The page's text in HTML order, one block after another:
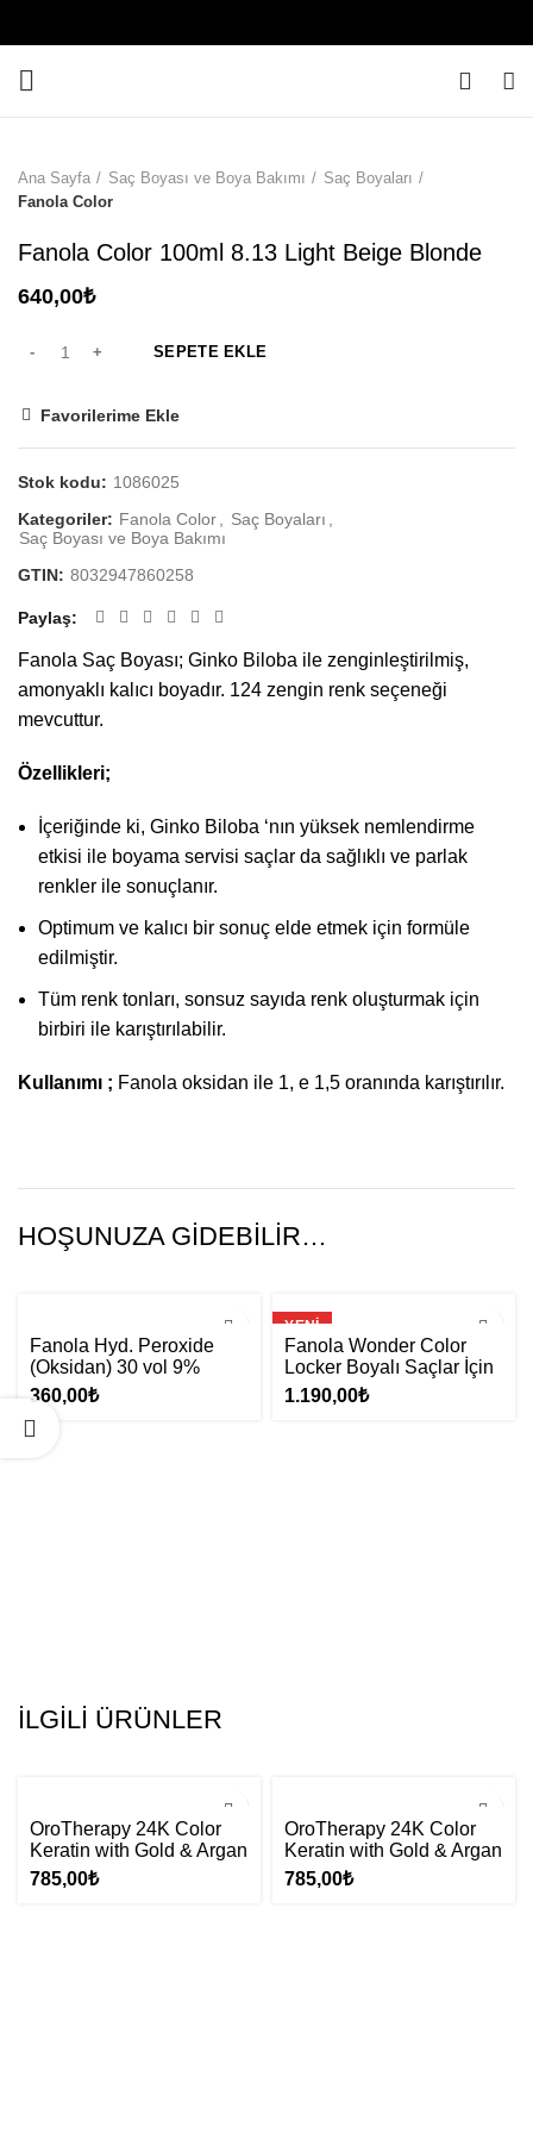
Ana Sayfa Saç Boyası ve Boya Bakımı
Saç Boyaları
Fanola Color
Fanola Color 100ml 8.13 Light Beige Blonde
640,00₺
SEPETE EKLE
Favorilerime Ekle
Stok kodu: 1086025
Kategoriler: Fanola Color Saç Boyaları
Saç Boyası ve Boya Bakımı
GTIN: 8032947860258
Paylaş
Fanola Saç Boyası; Ginko Biloba ile zenginleştirilmiş,
amonyaklı kalıcı boyadır. 124 zengin renk seçeneği
mevcuttur.
Özellikleri;
İçeriğinde ki, Ginko Biloba ‘nın yüksek nemlendirme
etkisi ile boyama servisi saçlar da sağlıklı ve parlak
renkler ile sonuçlanır.
Optimum ve kalıcı bir sonuç elde etmek için formüle
edilmiştir.
Tüm renk tonları, sonsuz sayıda renk oluşturmak için
birbiri ile karıştırılabilir.
Kullanımı ; Fanola oksidan ile 1, e 1,5 oranında karıştırılır.
HOŞUNUZA GIDEBILIR…
Fanola Hyd. Peroxide
(Oksidan) 30 vol 9%
300ml
360,00₺
YENI
Fanola Wonder Color
Locker Boyalı Saçlar İçin
Şampuan 350ml
1.190,00₺
İLGILI ÜRÜNLER
OroTherapy 24K Color
Keratin with Gold & Argan
Oil 100ml (Ammonia
Free) 5.3 Light Chestnut
785,00₺
OroTherapy 24K Color
Keratin with Gold & Argan
Oil 100ml (Ammonia
Free) 5.606 Light
785,00₺